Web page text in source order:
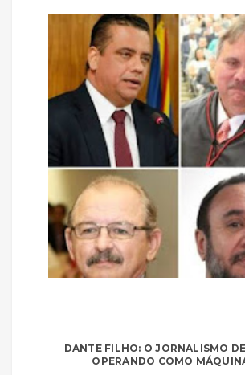
DANTE FILHO: O JORNALISMO
OPERANDO COMO